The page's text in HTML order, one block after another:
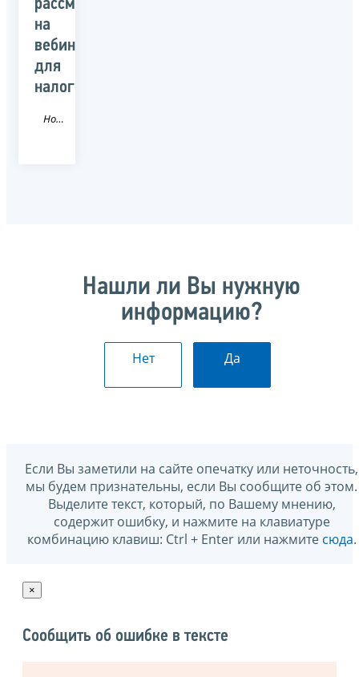
рассмотрят
на
вебинаре
для
налогоплательщиков
Новость
Нашли ли Вы нужную
информацию?
Нет Да
Если Вы заметили на сайте опечатку или неточность,
мы будем признательны, если Вы сообщите об этом.
Выделите текст, который, по Вашему мнению,
содержит ошибку, и нажмите на клавиатуре
комбинацию клавиш: Ctrl + Enter или нажмите сюда.
×
Сообщить об ошибке в тексте